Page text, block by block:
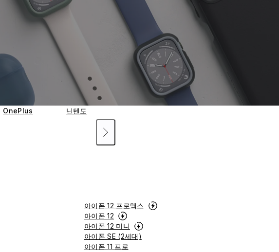
OnePlus 닌텐도
아이폰 12 프로맥스
아이폰 12
아이폰 12 미니
아이폰 SE (2세대)
아이폰 11 프로